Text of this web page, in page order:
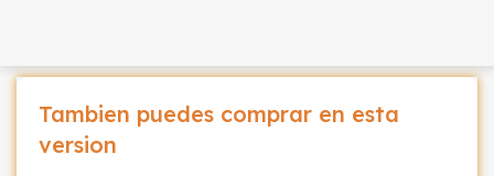
Tambien puedes comprar en esta
version